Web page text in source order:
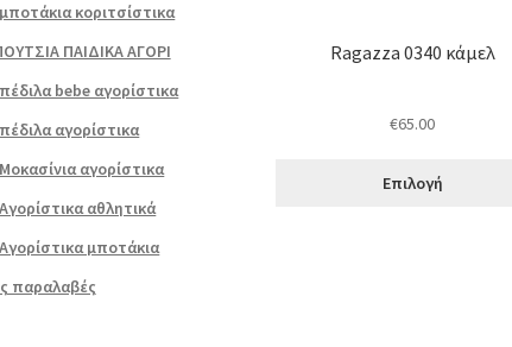
Ragazza 0340 κάμελ
€65.00
Επιλογή
μποτάκια κοριτσίστικα
ΠΑΙΔΙΚΑ ΑΓΟΡΙ
πέδιλα bebe αγορίστικα
πέδιλα αγορίστικα
Μοκασίνια αγορίστικα
Αγορίστικα αθλητικά
Αγορίστικα μποτάκια
παραλαβές